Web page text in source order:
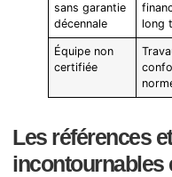
sans garantie
décennale
long
Équipe non
certifiée
Les références
incontournables